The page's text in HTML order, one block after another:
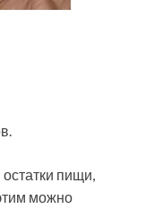
пищи,
можно